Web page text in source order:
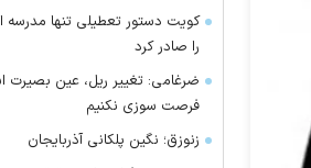
کویت دستور تعطیلی تنها مدرسه
را صادر کرد
ضرغامی: تغییر ریل، عین بصیرت
فرصت سوزی نکنیم
زنوزق؛ نگین پلکانی آذربایجان